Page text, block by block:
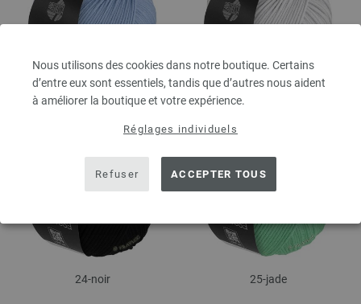
Nous utilisons des cookies dans notre boutique. Certains
d’entre eux sont essentiels, tandis que d’autres nous aident
à améliorer la boutique et votre expérience.
Réglages individuels
Refuser ACCEPTER TOUS
21-bleu ciel 23-gris argent
24-noir 25-jade